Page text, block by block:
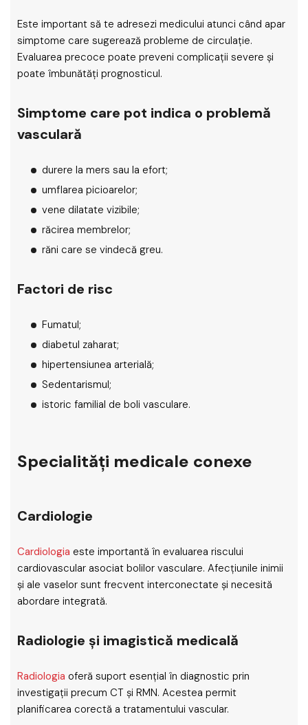
Este important să te adresezi medicului atunci când apar
simptome care sugerează probleme de circulație.
Evaluarea precoce poate preveni complicații severe și
poate îmbunătăți prognosticul.
Simptome care pot indica o problemă
vasculară
durere la mers sau la efort;
umflarea picioarelor;
vene dilatate vizibile;
răcirea membrelor;
răni care se vindecă greu.
Factori de risc
Fumatul;
diabetul zaharat;
hipertensiunea arterială;
Sedentarismul;
istoric familial de boli vasculare.
Specialități medicale conexe
Cardiologie
Cardiologia este importantă în evaluarea riscului
cardiovascular asociat bolilor vasculare. Afecțiunile inimii
și ale vaselor sunt frecvent interconectate și necesită
abordare integrată.
Radiologie și imagistică medicală
Radiologia oferă suport esențial în diagnostic prin
investigații precum CT și RMN. Acestea permit
planificarea corectă a tratamentului vascular.